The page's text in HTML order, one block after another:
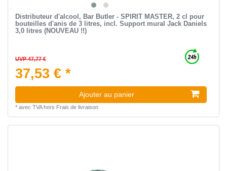
Distributeur d'alcool, Bar Butler - SPIRIT MASTER, 2 cl pour
bouteilles d'anis de 3 litres, incl. Support mural Jack Daniels
3,0 litres (NOUVEAU !!)
UVP 47,77 €
37,53 € *
Ajouter au panier
* avec TVAhors Frais de livraison